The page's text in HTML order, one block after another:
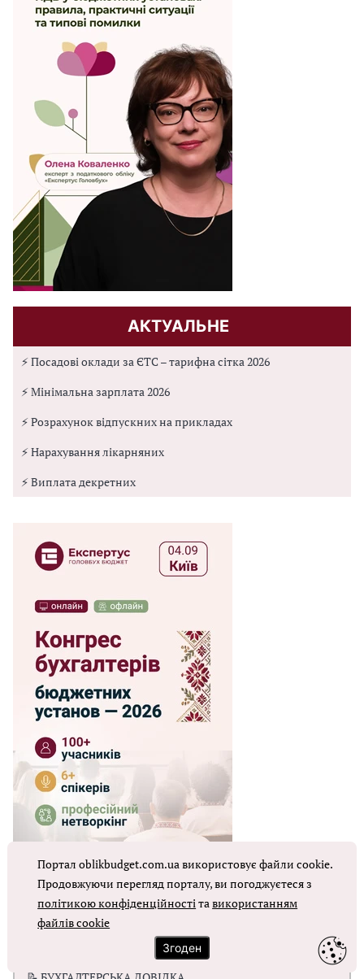
АКТУАЛЬНЕ
⚡ Посадові оклади за ЄТС – тарифна сітка 2026
⚡ Мінімальна зарплата 2026
⚡ Розрахунок відпускних на прикладах
⚡ Нарахування лікарняних
⚡ Виплата декретних
ЗРАЗКИ
📝 ПОДАТКОВИЙ РОЗРАХУНОК З ПДФО ТА ЄСВ
Портал oblikbudget.com.ua використовує файли cookie.
Продовжуючи перегляд порталу, ви погоджуєтеся з
політикою конфіденційностітавикористанням
файлів cookie
Згоден